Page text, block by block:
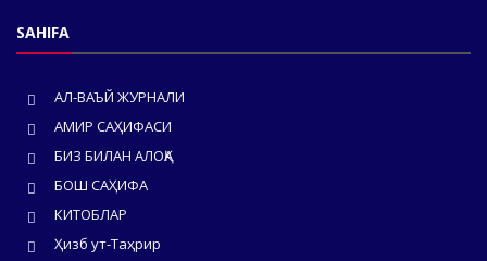
SAHIFA
АЛ-ВАЪЙ ЖУРНАЛИ
АМИР САҲИФАСИ
БИЗ БИЛАН АЛОҚА
БОШ САҲИФА
КИТОБЛАР
Ҳизб ут-Таҳрир